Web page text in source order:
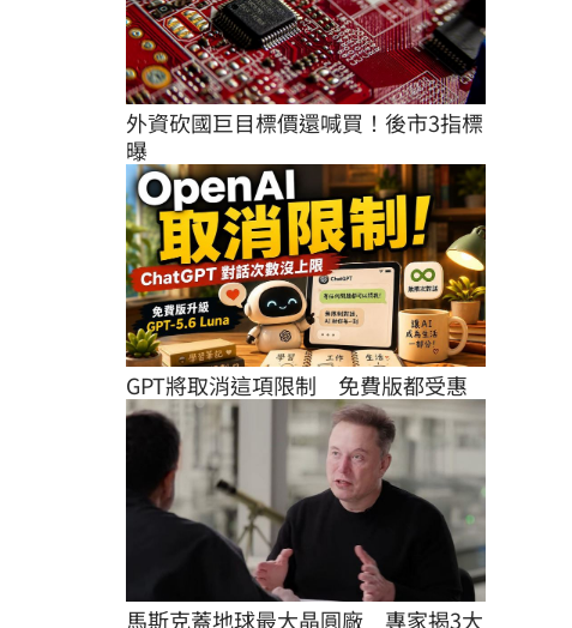
外資砍國巨目標價還喊買！後市3指標
曝
GPT將取消這項限制　免費版都受惠
馬斯克蓋地球最大晶圓廠　專家揭3大